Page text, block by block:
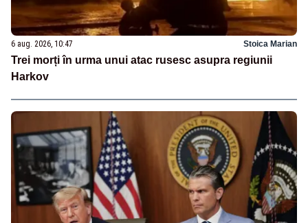
6 aug. 2026, 10:47 Stoica Marian
Trei morți în urma unui atac rusesc asupra regiunii
Harkov